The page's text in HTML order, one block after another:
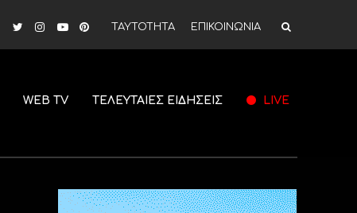
ΤΑΥΤΟΤΗΤΑ ΕΠΙΚΟΙΝΩΝΙΑ
WEB TV ΤΕΛΕΥΤΑΙΕΣ ΕΙΔΗΣΕΙΣ LIVE